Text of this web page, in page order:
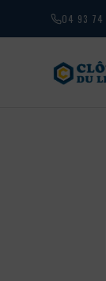
04 93 74